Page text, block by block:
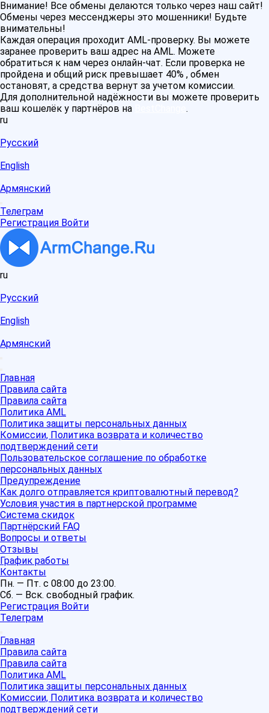
Внимание! Все обмены делаются только через наш сайт!
Обмены через мессенджеры это мошенники! Будьте
внимательны!
Каждая операция проходит AML-проверку. Вы можете
заранее проверить ваш адрес на AML. Можете
обратиться к нам через онлайн-чат. Если проверка не
пройдена и общий риск превышает 40% , обмен
остановят, а средства вернут за учетом комиссии.
Для дополнительной надёжности вы можете проверить
ваш кошелёк у партнёров на
.
ru
Русский
English
Армянский
Телеграм
Регистрация Войти
ru
Русский
English
Армянский
Главная
Правила сайта
Правила сайта
Политика AML
Политика защиты персональных данных
Комиссии, Политика возврата и количество
подтверждений сети
Пользовательское соглашение по обработке
персональных данных
Предупреждение
Как долго отправляется криптовалютный перевод?
Условия участия в партнерской программе
Система скидок
Партнёрский FAQ
Вопросы и ответы
Отзывы
График работы
Контакты
Пн. — Пт. с 08:00 до 23:00.
Сб. — Вск. свободный график.
Регистрация Войти
Телеграм
Главная
Правила сайта
Правила сайта
Политика AML
Политика защиты персональных данных
Комиссии, Политика возврата и количество
подтверждений сети